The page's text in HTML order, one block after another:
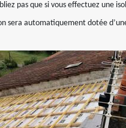
pas que si vous effectuez une
sera automatiquement dotée